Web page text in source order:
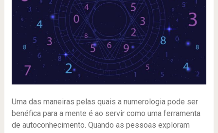
Uma das maneiras pelas quais a numerologia pode ser
benéfica para a mente é ao servir como uma ferramenta
de autoconhecimento. Quando as pessoas exploram